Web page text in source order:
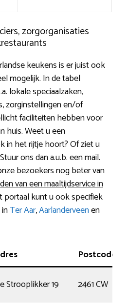
zorgorganisaties
keukens is er juist ook
mogelijk. In de tabel
lokale speciaalzaken,
zorginstellingen en/of
faciliteiten hebben voor
huis. Weet u een
in het rijtje hoort? Of ziet u
ons dan a.u.b. een mail.
bezoekers nog beter van
van een maaltijdservice in
portaal kunt u ook specifiek
Ter Aar,Aarlanderveenen
Postcode
Strooplikker 19 2461 CW